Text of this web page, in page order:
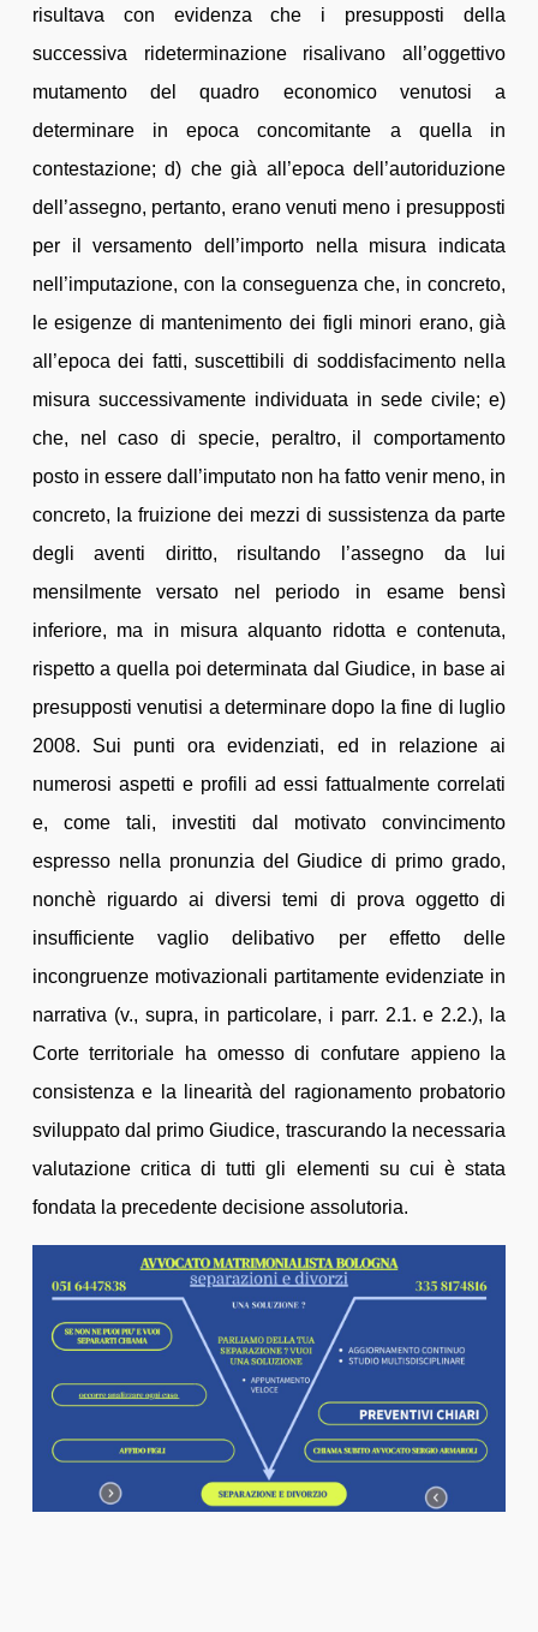
risultava con evidenza che i presupposti della
successiva rideterminazione risalivano all’oggettivo
mutamento del quadro economico venutosi a
determinare in epoca concomitante a quella in
contestazione; d) che già all’epoca dell’autoriduzione
dell’assegno, pertanto, erano venuti meno i presupposti
per il versamento dell’importo nella misura indicata
nell’imputazione, con la conseguenza che, in concreto,
le esigenze di mantenimento dei figli minori erano, già
all’epoca dei fatti, suscettibili di soddisfacimento nella
misura successivamente individuata in sede civile; e)
che, nel caso di specie, peraltro, il comportamento
posto in essere dall’imputato non ha fatto venir meno, in
concreto, la fruizione dei mezzi di sussistenza da parte
degli aventi diritto, risultando l’assegno da lui
mensilmente versato nel periodo in esame bensì
inferiore, ma in misura alquanto ridotta e contenuta,
rispetto a quella poi determinata dal Giudice, in base ai
presupposti venutisi a determinare dopo la fine di luglio
2008. Sui punti ora evidenziati, ed in relazione ai
numerosi aspetti e profili ad essi fattualmente correlati
e, come tali, investiti dal motivato convincimento
espresso nella pronunzia del Giudice di primo grado,
nonchè riguardo ai diversi temi di prova oggetto di
insufficiente vaglio delibativo per effetto delle
incongruenze motivazionali partitamente evidenziate in
narrativa (v., supra, in particolare, i parr. 2.1. e 2.2.), la
Corte territoriale ha omesso di confutare appieno la
consistenza e la linearità del ragionamento probatorio
sviluppato dal primo Giudice, trascurando la necessaria
valutazione critica di tutti gli elementi su cui è stata
fondata la precedente decisione assolutoria.